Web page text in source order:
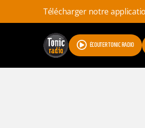
Télécharger notre
ÉCOUTER TONIC RADIO